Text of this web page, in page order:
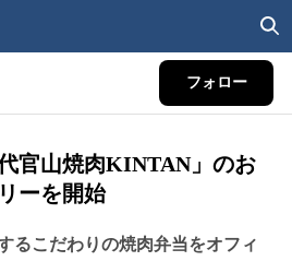
フォロー
官山焼肉KINTAN」のお
ーを開始
るこだわりの焼肉弁当をオフィ